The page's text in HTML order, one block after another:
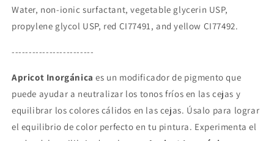
Water, non-ionic surfactant, vegetable glycerin USP,
propylene glycol USP, red CI77491, and yellow CI77492.
------------------------
Apricot Inorgánica es un modificador de pigmento que
puede ayudar a neutralizar los tonos fríos en las cejas y
equilibrar los colores cálidos en las cejas. Úsalo para lograr
el equilibrio de color perfecto en tu pintura. Experimenta el